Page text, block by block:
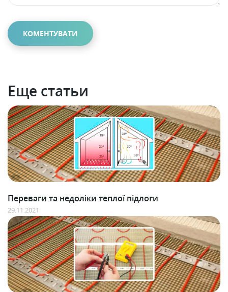
Еще статьи
Переваги та недоліки теплої підлоги
29.11.2021